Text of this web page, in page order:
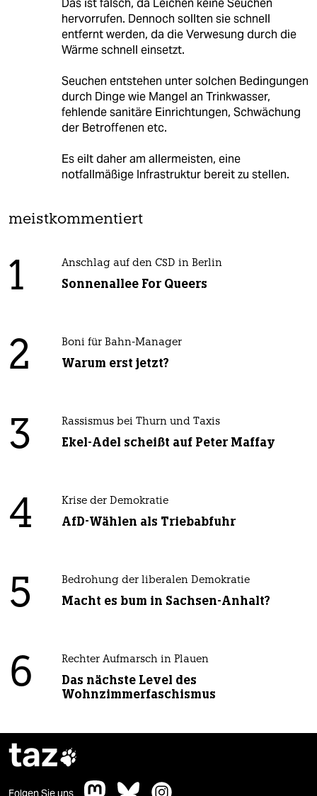
Das ist falsch, da Leichen keine Seuchen
hervorrufen. Dennoch sollten sie schnell
entfernt werden, da die Verwesung durch die
Wärme schnell einsetzt.
Seuchen entstehen unter solchen Bedingungen
durch Dinge wie Mangel an Trinkwasser,
fehlende sanitäre Einrichtungen, Schwächung
der Betroffenen etc.
Es eilt daher am allermeisten, eine
notfallmäßige Infrastruktur bereit zu stellen.
meistkommentiert
1 Anschlag auf den CSD in Berlin
Sonnenallee For Queers
2 Boni für Bahn-Manager
Warum erst jetzt?
3 Rassismus bei Thurn und Taxis
Ekel-Adel scheißt auf Peter Maffay
4 Krise der Demokratie
AfD-Wählen als Triebabfuhr
5 Bedrohung der liberalen Demokratie
Macht es bum in Sachsen-Anhalt?
6 Rechter Aufmarsch in Plauen
Das nächste Level des
Wohnzimmerfaschismus
taz
Folgen Sie uns